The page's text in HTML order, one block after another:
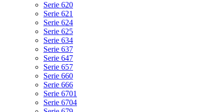
Serie 620
Serie 621
Serie 624
Serie 625
Serie 634
Serie 637
Serie 647
Serie 657
Serie 660
Serie 666
Serie 6701
Serie 6704